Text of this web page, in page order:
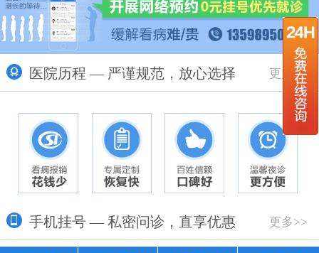
医院历程 — 严谨规范，放心选择 更多>>
手机挂号 — 私密问诊，直享优惠 更多>>